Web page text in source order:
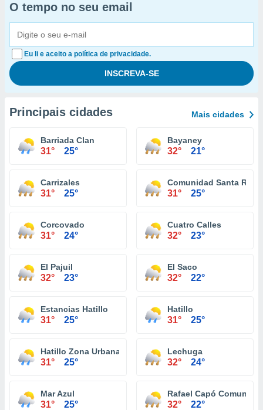
O tempo no seu email
Eu li e aceito a política de privacidade.
Principais cidades Mais cidades
Barriada Clan
31° 25°
Bayaney
32° 21°
Carrizales
31° 25°
Comunidad Santa Rosa
31° 25°
Corcovado
31° 24°
Cuatro Calles
32° 23°
El Pajuil
32° 23°
El Saco
32° 22°
Estancias Hatillo
31° 25°
Hatillo
31° 25°
Hatillo Zona Urbana
31° 25°
Lechuga
32° 24°
Mar Azul
31° 25°
Rafael Capó
32° 22°